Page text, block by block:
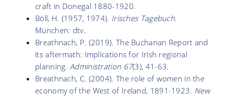
craft in Donegal 1880-1920.
Böll, H. (1957, 1974). Irisches Tagebuch.
München: dtv.
Breathnach, P. (2019). The Buchanan Report and
its aftermath: Implications for Irish regional
planning. Administration 67(3), 41-63.
Breathnach, C. (2004). The role of women in the
economy of the West of Ireland, 1891-1923. New